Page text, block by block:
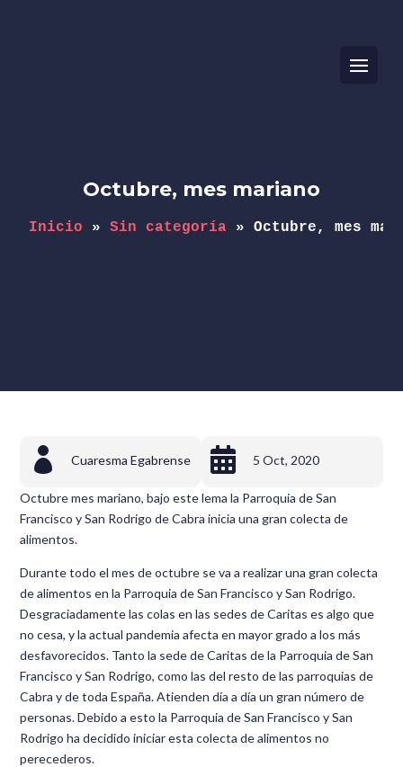
Octubre, mes mariano
Inicio » Sin categoría » Octubre, mes
 Cuaresma Egabrense  5 Oct, 2020
Octubre mes mariano, bajo este lema la Parroquia de San
Francisco y San Rodrigo de Cabra inicia una gran colecta de
alimentos.
Durante todo el mes de octubre se va a realizar una gran colecta
de alimentos en la Parroquia de San Francisco y San Rodrigo.
Desgraciadamente las colas en las sedes de Caritas es algo que
no cesa, y la actual pandemia afecta en mayor grado a los más
desfavorecidos. Tanto la sede de Caritas de la Parroquia de San
Francisco y San Rodrigo, como las del resto de las parroquias de
Cabra y de toda España. Atienden día a día un gran número de
personas. Debido a esto la Parroquia de San Francisco y San
Rodrigo ha decidido iniciar esta colecta de alimentos no
perecederos.